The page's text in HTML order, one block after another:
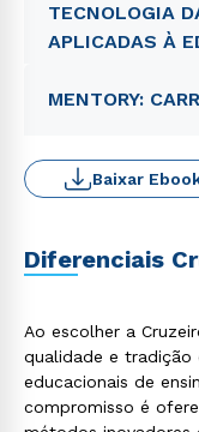
TECNOLOGIA
APLICADAS À
MENTORY:
Baixar
Diferenciais
Ao escolher a
qualidade e tradição
educacionais de
compromisso é
Rápido e